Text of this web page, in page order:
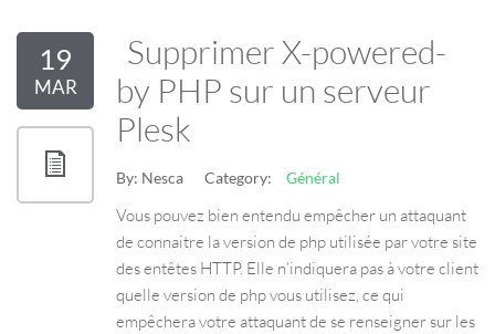
19
MAR
Supprimer X-powered-
by PHP sur un serveur
Plesk
By: Nesca Category: Général
Vous pouvez bien entendu empêcher un attaquant
de connaitre la version de php utilisée par votre site
des entêtes HTTP. Elle n’indiquera pas à votre client
quelle version de php vous utilisez, ce qui
empêchera votre attaquant de se renseigner sur les